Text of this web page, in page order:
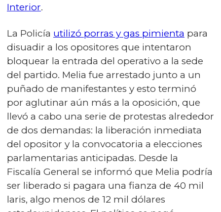
Interior.
La Policía utilizó porras y gas pimienta para
disuadir a los opositores que intentaron
bloquear la entrada del operativo a la sede
del partido. Melia fue arrestado junto a un
puñado de manifestantes y esto terminó
por aglutinar aún más a la oposición, que
llevó a cabo una serie de protestas alrededor
de dos demandas: la liberación inmediata
del opositor y la convocatoria a elecciones
parlamentarias anticipadas. Desde la
Fiscalía General se informó que Melia podría
ser liberado si pagara una fianza de 40 mil
laris, algo menos de 12 mil dólares